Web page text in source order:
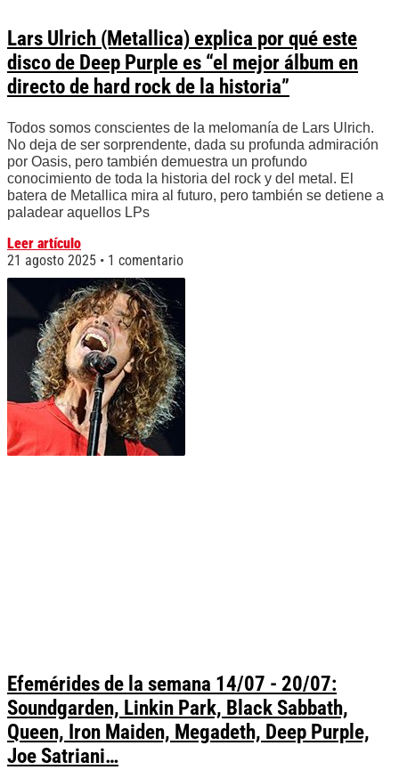
Lars Ulrich (Metallica) explica por qué este
disco de Deep Purple es “el mejor álbum en
directo de hard rock de la historia”
Todos somos conscientes de la melomanía de Lars Ulrich.
No deja de ser sorprendente, dada su profunda admiración
por Oasis, pero también demuestra un profundo
conocimiento de toda la historia del rock y del metal. El
batera de Metallica mira al futuro, pero también se detiene a
paladear aquellos LPs
Leer artículo
21 agosto 2025
1 comentario
Efemérides de la semana 14/07 - 20/07:
Soundgarden, Linkin Park, Black Sabbath,
Queen, Iron Maiden, Megadeth, Deep Purple,
Joe Satriani…